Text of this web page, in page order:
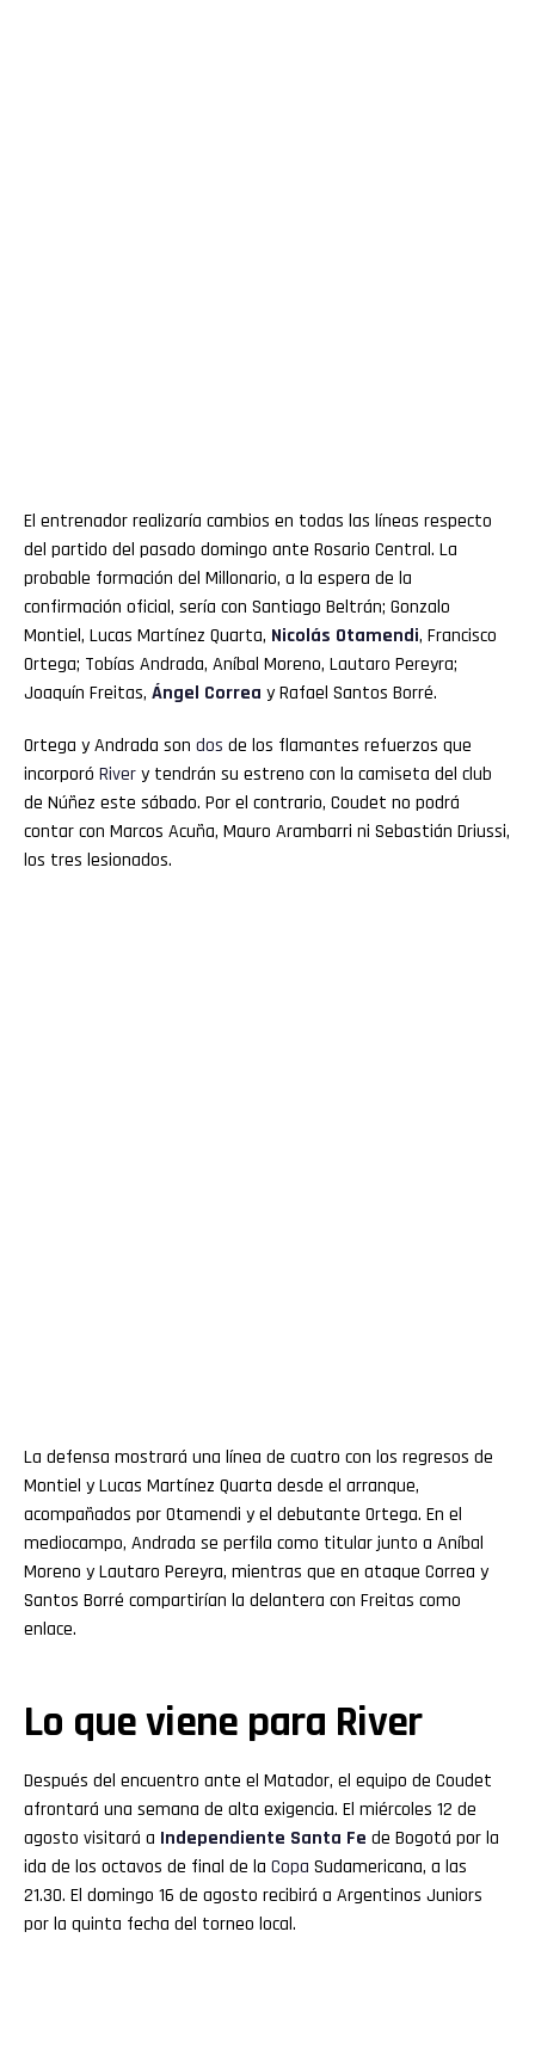
El entrenador realizaría cambios en todas las líneas respecto
del partido del pasado domingo ante Rosario Central. La
probable formación del Millonario, a la espera de la
confirmación oficial, sería con Santiago Beltrán; Gonzalo
Montiel, Lucas Martínez Quarta, Nicolás Otamendi, Francisco
Ortega; Tobías Andrada, Aníbal Moreno, Lautaro Pereyra;
Joaquín Freitas, Ángel Correa y Rafael Santos Borré.
Ortega y Andrada son dos de los flamantes refuerzos que
incorporó Rivery tendrán su estreno con la camiseta del club
de Núñez este sábado. Por el contrario, Coudet no podrá
contar con Marcos Acuña, Mauro Arambarri ni Sebastián Driussi,
los tres lesionados.
La defensa mostrará una línea de cuatro con los regresos de
Montiel y Lucas Martínez Quarta desde el arranque,
acompañados por Otamendi y el debutante Ortega. En el
mediocampo, Andrada se perfila como titular junto a Aníbal
Moreno y Lautaro Pereyra, mientras que en ataque Correa y
Santos Borré compartirían la delantera con Freitas como
enlace.
Lo que viene para River
Después del encuentro ante el Matador, el equipo de Coudet
afrontará una semana de alta exigencia. El miércoles 12 de
agosto visitará a Independiente Santa Fe de Bogotá por la
ida de los octavos de final de la Copa Sudamericana, a las
21.30. El domingo 16 de agosto recibirá a Argentinos Juniors
por la quinta fecha del torneo local.